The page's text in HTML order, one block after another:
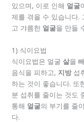
있으며, 이로 인해 얼굴
제를 겪을 수 있습니다.
고 갸름한 얼굴을 만들
1) 식이요법
식이요법은 얼굴 살을
음식을 피하고, 지방섭
하는 것이 좋습니다. 또
분 섭취를 줄이는 것도
통해 얼굴의 부기를 줄
다.